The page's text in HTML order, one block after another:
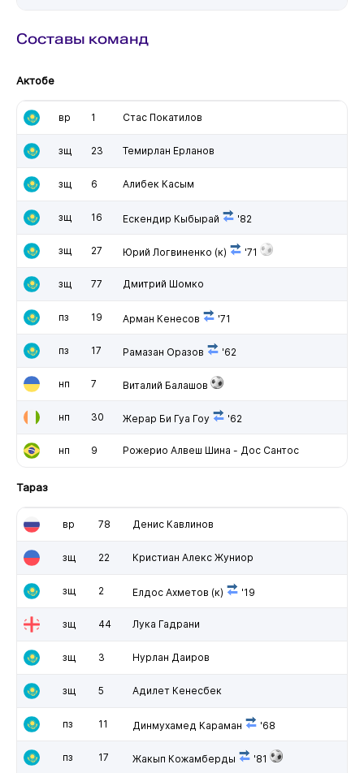
Составы команд
Актобе
вр 1 Стас Покатилов
зщ 23 Темирлан Ерланов
зщ 6 Алибек Касым
зщ 16 Ескендир Кыбырай '82
зщ 27 Юрий Логвиненко (к) '71
зщ 77 Дмитрий Шомко
пз 19 Арман Кенесов '71
пз 17 Рамазан Оразов '62
нп 7 Виталий Балашов
нп 30 Жерар Би Гуа Гоу '62
нп 9 Рожерио Алвеш Шина - Дос Сантос
Тараз
вр 78 Денис Кавлинов
зщ 22 Кристиан Алекс Жуниор
зщ 2 Елдос Ахметов (к) '19
зщ 44 Лука Гадрани
зщ 3 Нурлан Даиров
зщ 5 Адилет Кенесбек
пз 11 Динмухамед Караман '68
пз 17 Жакып Кожамберды '81